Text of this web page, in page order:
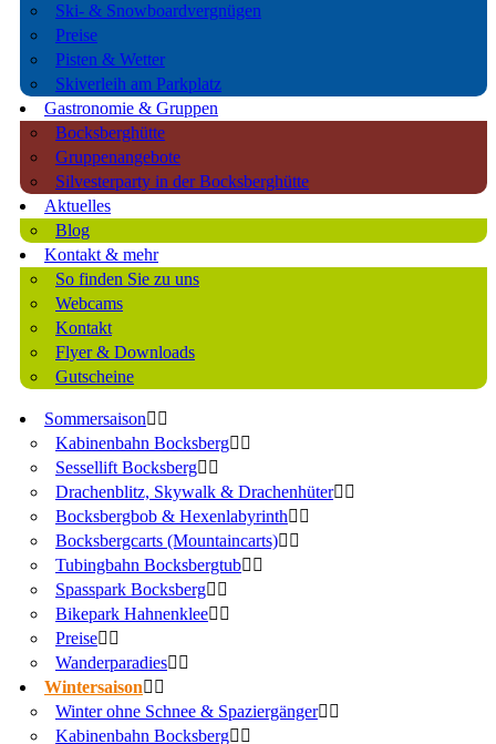
Ski- & Snowboardvergnügen
Preise
Pisten & Wetter
Skiverleih am Parkplatz
Gastronomie & Gruppen
Bocksberghütte
Gruppenangebote
Silvesterparty in der Bocksberghütte
Aktuelles
Blog
Kontakt & mehr
So finden Sie zu uns
Webcams
Kontakt
Flyer & Downloads
Gutscheine
Sommersaison
Kabinenbahn Bocksberg
Sessellift Bocksberg
Drachenblitz, Skywalk & Drachenhüter
Bocksbergbob & Hexenlabyrinth
Bocksbergcarts (Mountaincarts)
Tubingbahn Bocksbergtub
Spasspark Bocksberg
Bikepark Hahnenklee
Preise
Wanderparadies
Wintersaison
Winter ohne Schnee & Spaziergänger
Kabinenbahn Bocksberg